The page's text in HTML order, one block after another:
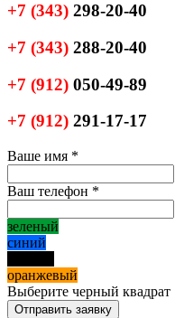
+7 (343) 298-20-40
+7 (343) 288-20-40
+7 (912) 050-49-89
+7 (912) 291-17-17
Ваше имя *
Ваш телефон *
зеленый
синий
оранжевый
Выберите черный квадрат